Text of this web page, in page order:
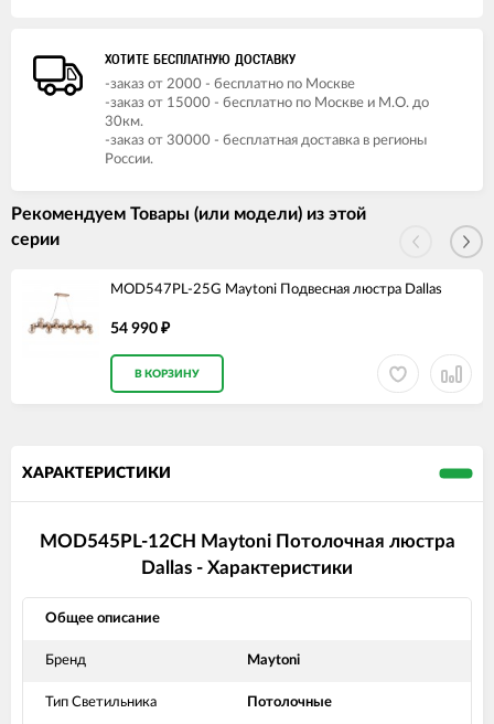
ХОТИТЕ БЕСПЛАТНУЮ ДОСТАВКУ
-заказ от 2000 - бесплатно по Москве
-заказ от 15000 - бесплатно по Москве и М.О. до
30км.
-заказ от 30000 - бесплатная доставка в регионы
России.
Рекомендуем Товары (или модели) из этой
серии
MOD547PL-25G Maytoni Подвесная люстра Dallas
54 990 ₽
В КОРЗИНУ
ХАРАКТЕРИСТИКИ
MOD545PL-12CH Maytoni Потолочная люстра
Dallas - Характеристики
Общее описание
Бренд Maytoni
Тип Светильника Потолочные